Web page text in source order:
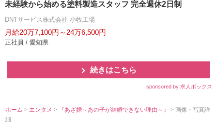
未経験から始める塗料製造スタッフ 完全週休2日制
DNTサービス株式会社 小牧工場
月給20万7,100円～24万6,500円
正社員 / 愛知県
続きはこちら
sponsored by 求人ボックス
ホーム > エンタメ> 『あざ婚～あの子が結婚できない理由～』> 画像・写真詳
細